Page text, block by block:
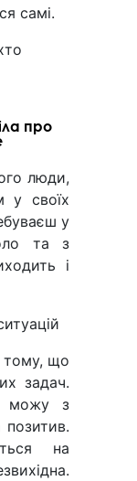
самі.
про
люди,
у своїх
у
та з
і
тому, що
задач.
можу з
позитив.
на